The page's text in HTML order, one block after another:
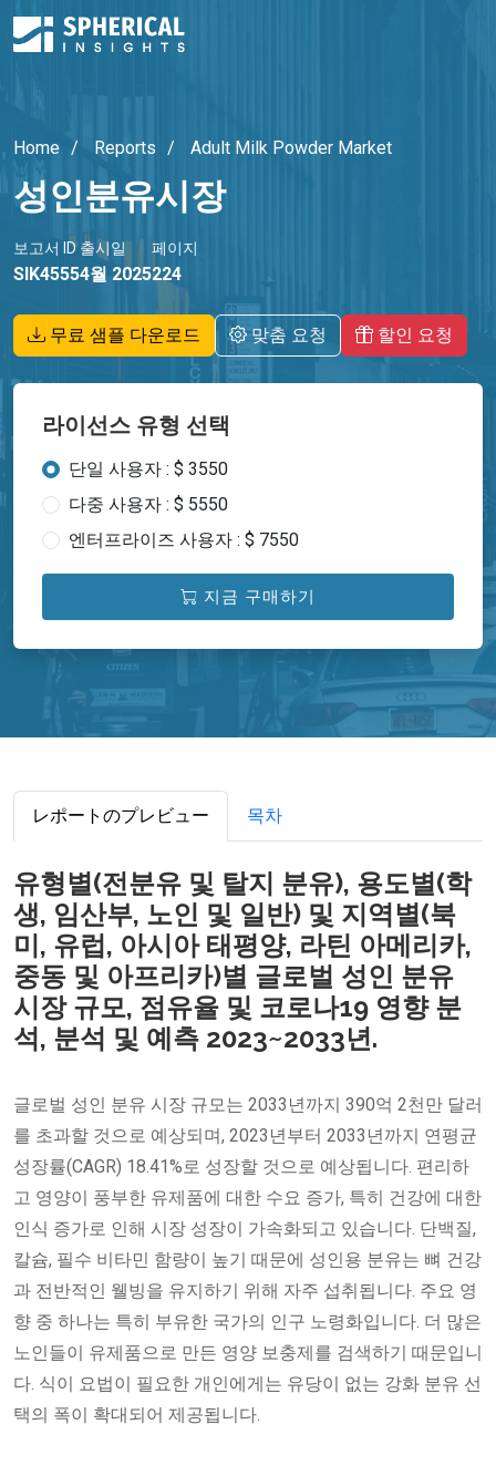
Home Reports Adult Milk Powder Market
성인분유시장
보고서 ID
SIK4555
출시일
4월 2025
페이지
224
무료 샘플 다운로드 맞춤 요청 할인 요청
라이선스 유형 선택
단일 사용자 : $ 3550
다중 사용자 : $ 5550
엔터프라이즈 사용자 : $ 7550
지금 구매하기
レポートのプレビュー 목차
유형별(전분유 및 탈지 분유), 용도별(학
생, 임산부, 노인 및 일반) 및 지역별(북
미, 유럽, 아시아 태평양, 라틴 아메리카,
중동 및 아프리카)별 글로벌 성인 분유
시장 규모, 점유율 및 코로나19 영향 분
석, 분석 및 예측 2023~2033년.
글로벌 성인 분유 시장 규모는 2033년까지 390억 2천만 달러
를 초과할 것으로 예상되며, 2023년부터 2033년까지 연평균
성장률(CAGR) 18.41%로 성장할 것으로 예상됩니다. 편리하
고 영양이 풍부한 유제품에 대한 수요 증가, 특히 건강에 대한
인식 증가로 인해 시장 성장이 가속화되고 있습니다. 단백질,
칼슘, 필수 비타민 함량이 높기 때문에 성인용 분유는 뼈 건강
과 전반적인 웰빙을 유지하기 위해 자주 섭취됩니다. 주요 영
향 중 하나는 특히 부유한 국가의 인구 노령화입니다. 더 많은
노인들이 유제품으로 만든 영양 보충제를 검색하기 때문입니
다. 식이 요법이 필요한 개인에게는 유당이 없는 강화 분유 선
택의 폭이 확대되어 제공됩니다.